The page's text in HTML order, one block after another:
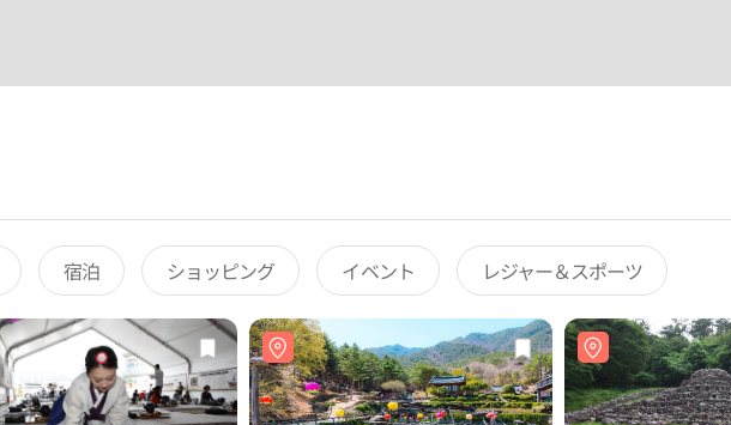
宿泊 ショッピング イベント レジャー＆スポーツ